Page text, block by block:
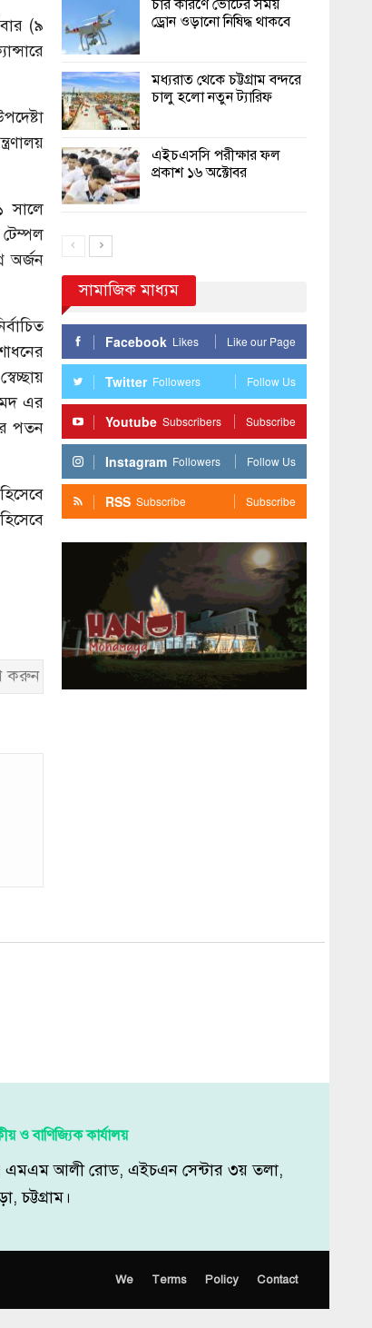
(৯
সালে
টেম্পল
অর্জন
এর
পতন
করুন
চার কারণে ভোটের সময়
ড্রোন ওড়ানো নিষিদ্ধ থাকবে
মধ্যরাত থেকে চট্টগ্রাম বন্দরে
চালু হলো নতুন ট্যারিফ
এইচএসসি পরীক্ষার ফল
প্রকাশ ১৬ অক্টোবর
সামাজিক মাধ্যম
Facebook Likes Like our Page
Twitter Followers Follow Us
Youtube Subscribers Subscribe
Instagram Followers Follow Us
RSS Subscribe Subscribe
নির্বাচন ঠেকাতে কারা সক্রিয়?
শিক্ষকদের বাড়ি ভাড়া বেড়ে
১৫ শতাংশ, পাবেন দুই ধাপে